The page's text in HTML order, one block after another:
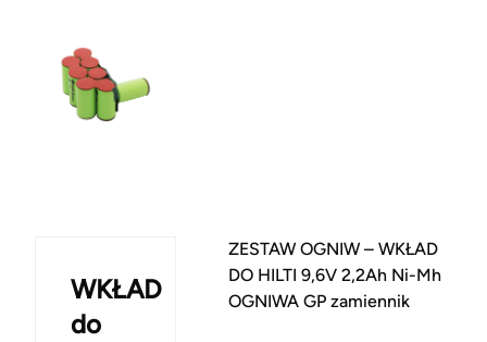
WKŁAD
do
ZESTAW OGNIW – WKŁAD
DO HILTI 9,6V 2,2Ah Ni-Mh
OGNIWA GP zamiennik